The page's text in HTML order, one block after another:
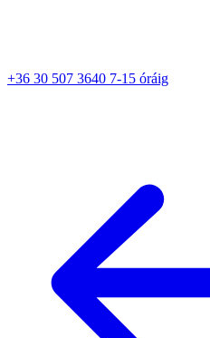
+36 30 507 3640 7-15 óráig